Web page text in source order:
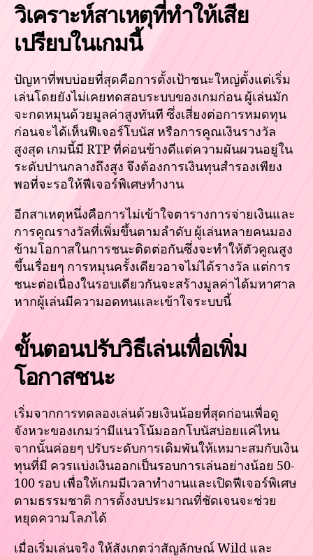
วิเคราะห์สาเหตุที่ทำให้เสีย
เปรียบในเกมนี้
ปัญหาที่พบบ่อยที่สุดคือการตั้งเป้าชนะใหญ่ตั้งแต่เริ่ม
เล่นโดยยังไม่เคยทดสอบระบบของเกมก่อน ผู้เล่นมัก
จะกดหมุนด้วยมูลค่าสูงทันที ซึ่งเสี่ยงต่อการหมดทุน
ก่อนจะได้เห็นฟีเจอร์โบนัส หรือการคูณเงินรางวัล
สูงสุด เกมนี้มี RTP ที่ค่อนข้างดีแต่ความผันผวนอยู่ใน
ระดับปานกลางถึงสูง จึงต้องการเงินทุนสำรองเพียง
พอที่จะรอให้ฟีเจอร์พิเศษทำงาน
อีกสาเหตุหนึ่งคือการไม่เข้าใจตารางการจ่ายเงินและ
การคูณรางวัลที่เพิ่มขึ้นตามลำดับ ผู้เล่นหลายคนมอง
ข้ามโอกาสในการชนะติดต่อกันซึ่งจะทำให้ตัวคูณสูง
ขึ้นเรื่อยๆ การหมุนครั้งเดียวอาจไม่ได้รางวัล แต่การ
ชนะต่อเนื่องในรอบเดียวกันจะสร้างมูลค่าได้มหาศาล
หากผู้เล่นมีความอดทนและเข้าใจระบบนี้
ขั้นตอนปรับวิธีเล่นเพื่อเพิ่ม
โอกาสชนะ
เริ่มจากการทดลองเล่นด้วยเงินน้อยที่สุดก่อนเพื่อดู
จังหวะของเกมว่ามีแนวโน้มออกโบนัสบ่อยแค่ไหน
จากนั้นค่อยๆ ปรับระดับการเดิมพันให้เหมาะสมกับเงิน
ทุนที่มี ควรแบ่งเงินออกเป็นรอบการเล่นอย่างน้อย 50-
100 รอบ เพื่อให้เกมมีเวลาทำงานและเปิดฟีเจอร์พิเศษ
ตามธรรมชาติ การตั้งงบประมาณที่ชัดเจนจะช่วย
หยุดความโลภได้
เมื่อเริ่มเล่นจริง ให้สังเกตว่าสัญลักษณ์ Wild และ